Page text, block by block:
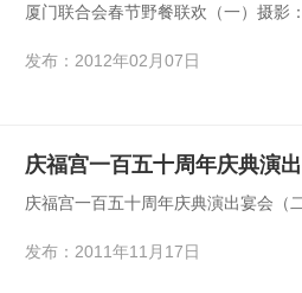
厦门联合会春节野餐联欢（一）摄影
发布：2012年02月07日
庆福宫一百五十周年庆典演
庆福宫一百五十周年庆典演出宴会（
发布：2011年11月17日